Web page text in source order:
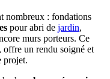
nombreux : fondations
pour abri de jardin,
murs porteurs. Ce
offre un rendu soigné et
projet.